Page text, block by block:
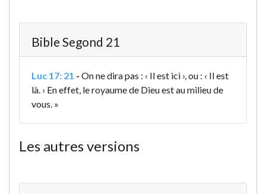
Bible Segond 21
Luc 17: 21 - On ne dira pas : ‹ Il est ici ›, ou : ‹ Il est
là. › En effet, le royaume de Dieu est au milieu de
vous. »
Les autres versions